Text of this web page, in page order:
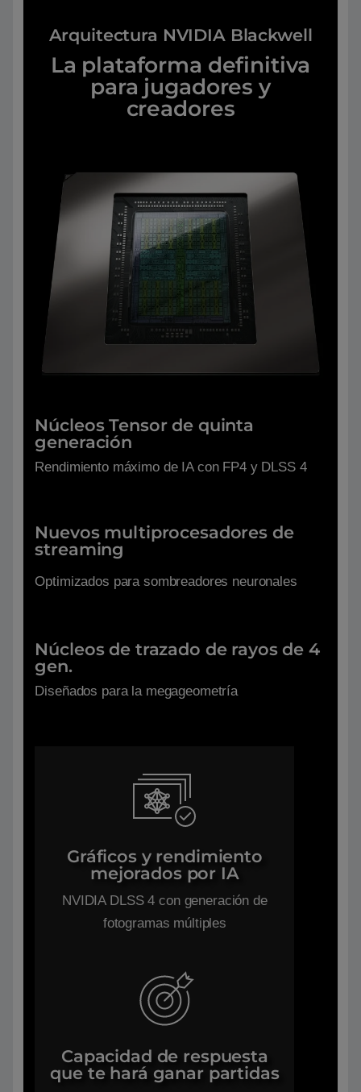
Arquitectura NVIDIA Blackwell
La plataforma definitiva
para jugadores y
creadores
Núcleos Tensor de quinta
generación
Rendimiento máximo de IA con FP4 y DLSS 4
Nuevos multiprocesadores de
streaming
Optimizados para sombreadores neuronales
Núcleos de trazado de rayos de 4
gen.
Diseñados para la megageometría
Gráficos y rendimiento
mejorados por IA
NVIDIA DLSS 4 con generación de
fotogramas múltiples
Capacidad de respuesta
que te hará ganar partidas